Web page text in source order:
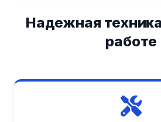
Надежная
работе